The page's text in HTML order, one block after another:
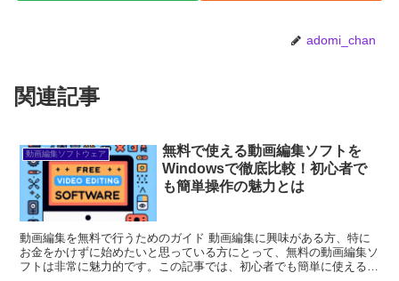
adomi_chan
関連記事
動画編集ソフトウェア
無料で使える動画編集ソフトを
Windowsで徹底比較！初心者で
も簡単操作の魅力とは
動画編集を無料で行うためのガイド 動画編集に興味がある方、特に
お金をかけずに始めたいと思っている方にとって、無料の動画編集ソ
フトは非常に魅力的です。この記事では、初心者でも簡単に使える無